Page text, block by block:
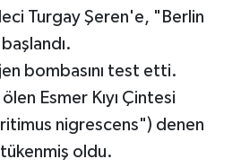
Turgay Şeren'e, "Berlin
bombasını test etti.
Esmer Kıyı Çintesi
nigrescens") denen
oldu.